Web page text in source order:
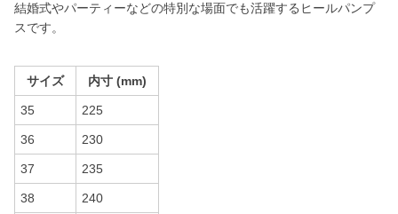
結婚式やパーティーなどの特別な場面でも活躍するヒールパンプ
スです。
サイズ 内寸 (mm)
35 225
36 230
37 235
38 240